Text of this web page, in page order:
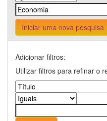
Iniciar uma nova pesquisa
Adicionar filtros:
Utilizar filtros para refinar o